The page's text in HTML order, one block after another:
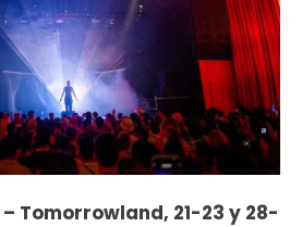
Tomorrowland, 21-23 y 28-